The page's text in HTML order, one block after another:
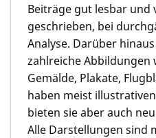
Beiträge gut lesbar und
geschrieben, bei
Analyse. Darüber
zahlreiche Abbildungen
Gemälde, Plakate,
haben meist
bieten sie aber auch
Alle Darstellungen sind